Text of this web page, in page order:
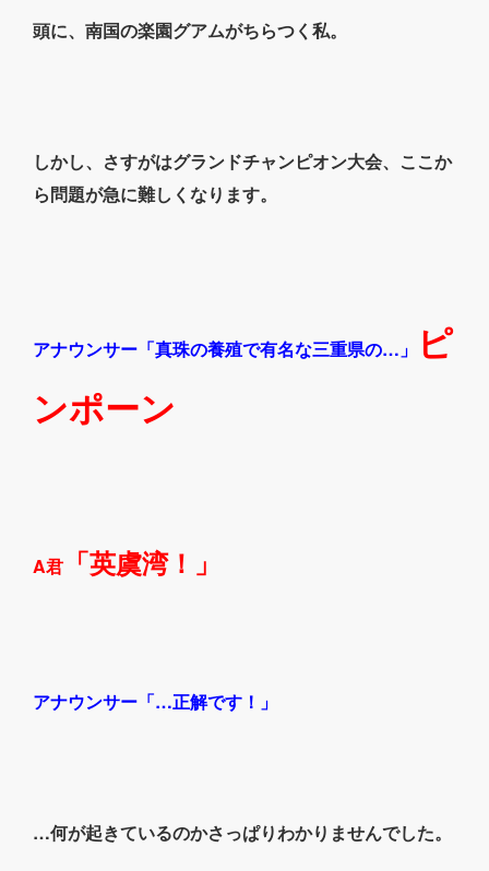
頭に、南国の楽園グアムがちらつく私。
しかし、さすがはグランドチャンピオン大会、ここか
ら問題が急に難しくなります。
アナウンサー「真珠の養殖で有名な三重県の…」
ピ
ンポーン
A君「英虞湾！」
アナウンサー「…正解です！」
…何が起きているのかさっぱりわかりませんでした。